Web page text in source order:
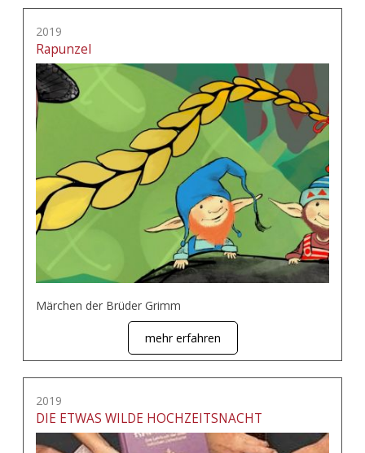
2019
Rapunzel
Märchen der Brüder Grimm
mehr erfahren
2019
DIE ETWAS WILDE HOCHZEITSNACHT